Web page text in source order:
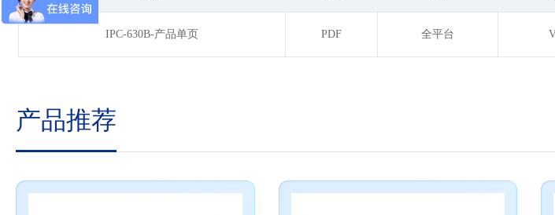
IPC-630B-产品单页 PDF 全平台
产品推荐